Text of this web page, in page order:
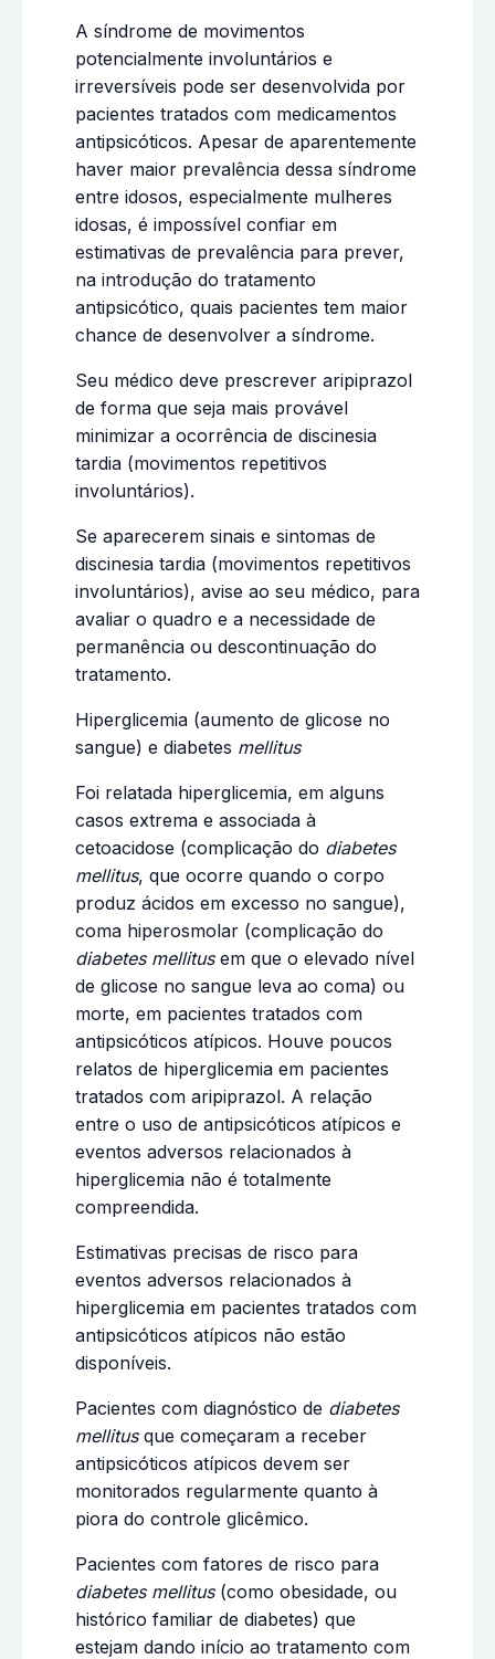
A síndrome de movimentos
potencialmente involuntários e
irreversíveis pode ser desenvolvida por
pacientes tratados com medicamentos
antipsicóticos. Apesar de aparentemente
haver maior prevalência dessa síndrome
entre idosos, especialmente mulheres
idosas, é impossível confiar em
estimativas de prevalência para prever,
na introdução do tratamento
antipsicótico, quais pacientes tem maior
chance de desenvolver a síndrome.
Seu médico deve prescrever aripiprazol
de forma que seja mais provável
minimizar a ocorrência de discinesia
tardia (movimentos repetitivos
involuntários).
Se aparecerem sinais e sintomas de
discinesia tardia (movimentos repetitivos
involuntários), avise ao seu médico, para
avaliar o quadro e a necessidade de
permanência ou descontinuação do
tratamento.
Hiperglicemia (aumento de glicose no
sangue) e diabetes mellitus
Foi relatada hiperglicemia, em alguns
casos extrema e associada à
cetoacidose (complicação do diabetes
mellitus, que ocorre quando o corpo
produz ácidos em excesso no sangue),
coma hiperosmolar (complicação do
diabetes mellitus em que o elevado nível
de glicose no sangue leva ao coma) ou
morte, em pacientes tratados com
antipsicóticos atípicos. Houve poucos
relatos de hiperglicemia em pacientes
tratados com aripiprazol. A relação
entre o uso de antipsicóticos atípicos e
eventos adversos relacionados à
hiperglicemia não é totalmente
compreendida.
Estimativas precisas de risco para
eventos adversos relacionados à
hiperglicemia em pacientes tratados com
antipsicóticos atípicos não estão
disponíveis.
Pacientes com diagnóstico de diabetes
mellitus que começaram a receber
antipsicóticos atípicos devem ser
monitorados regularmente quanto à
piora do controle glicêmico.
Pacientes com fatores de risco para
diabetes mellitus (como obesidade, ou
histórico familiar de diabetes) que
estejam dando início ao tratamento com